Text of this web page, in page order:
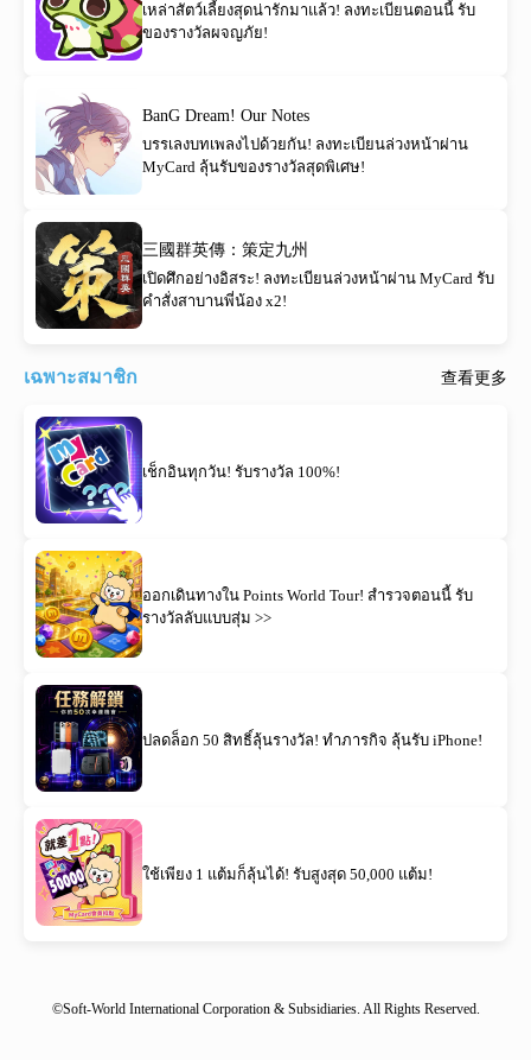
เหล่าสัตว์เลี้ยงสุดน่ารักมาแล้ว! ลงทะเบียนตอนนี้ รับ
ของรางวัลผจญภัย!
BanG Dream! Our Notes
บรรเลงบทเพลงไปด้วยกัน! ลงทะเบียนล่วงหน้าผ่าน
MyCard ลุ้นรับของรางวัลสุดพิเศษ!
三國群英傳：策定九州
เปิดศึกอย่างอิสระ! ลงทะเบียนล่วงหน้าผ่าน MyCard รับ
คำสั่งสาบานพี่น้อง x2!
เฉพาะสมาชิก 查看更多
เช็กอินทุกวัน! รับรางวัล 100%!
ออกเดินทางใน Points World Tour! สำรวจตอนนี้ รับ
รางวัลลับแบบสุ่ม >>
ปลดล็อก 50 สิทธิ์ลุ้นรางวัล! ทำภารกิจ ลุ้นรับ iPhone!
ใช้เพียง 1 แต้มก็ลุ้นได้! รับสูงสุด 50,000 แต้ม!
©Soft-World International Corporation & Subsidiaries. All Rights Reserved.